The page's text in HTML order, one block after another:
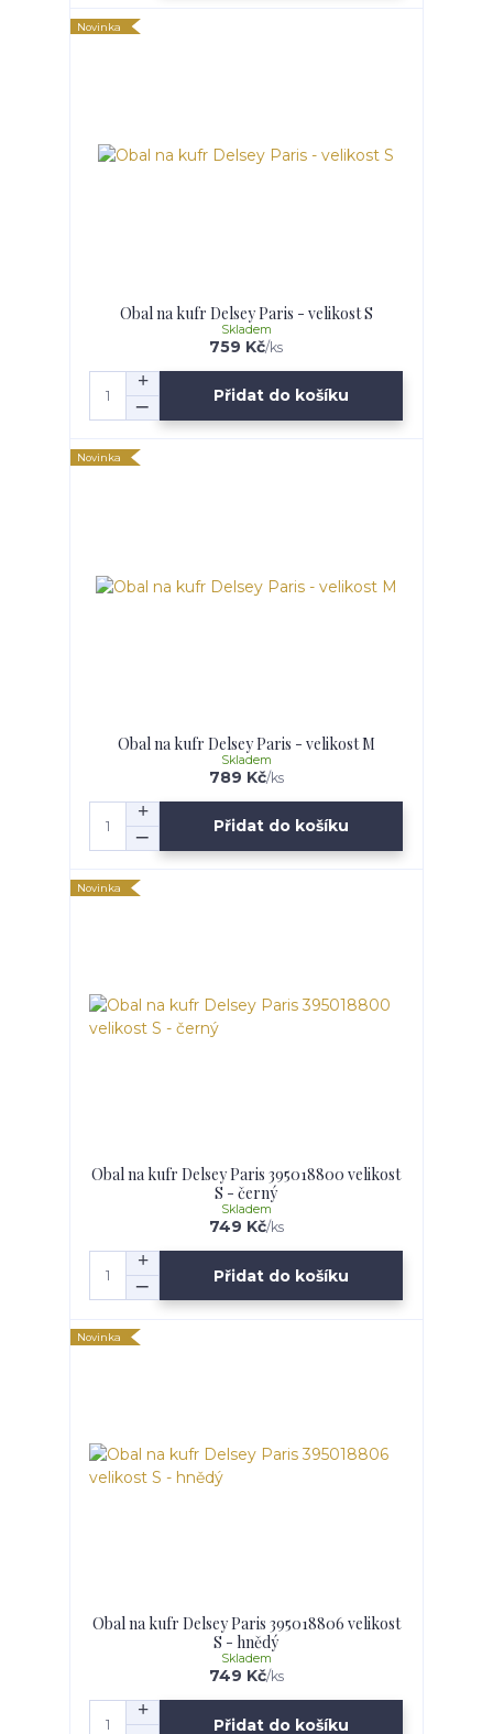
Novinka
Obal na kufr Delsey Paris - velikost S
759 Kč/ks
Skladem
Přidat do košíku
Novinka
Obal na kufr Delsey Paris - velikost M
789 Kč/ks
Skladem
Přidat do košíku
Novinka
Obal na kufr Delsey Paris 395018800 velikost
S - černý
749 Kč/ks
Skladem
Přidat do košíku
Novinka
Obal na kufr Delsey Paris 395018806 velikost
S - hnědý
749 Kč/ks
Skladem
Přidat do košíku